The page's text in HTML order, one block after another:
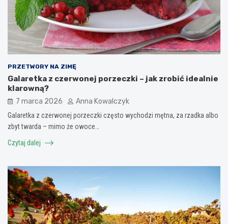
PRZETWORY NA ZIMĘ
Galaretka z czerwonej porzeczki – jak zrobić idealnie
klarowną?
7 marca 2026 Anna Kowalczyk
Galaretka z czerwonej porzeczki często wychodzi mętna, za rzadka albo
zbyt twarda – mimo że owoce…
Czytaj dalej